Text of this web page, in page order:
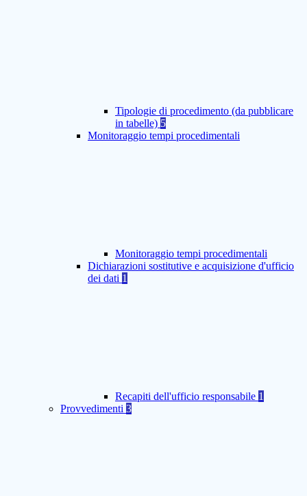
Tipologie di procedimento (da pubblicare
in tabelle) 5
Monitoraggio tempi procedimentali
Monitoraggio tempi procedimentali
Dichiarazioni sostitutive e acquisizione d'ufficio
dei dati 1
Recapiti dell'ufficio responsabile 1
Provvedimenti 3